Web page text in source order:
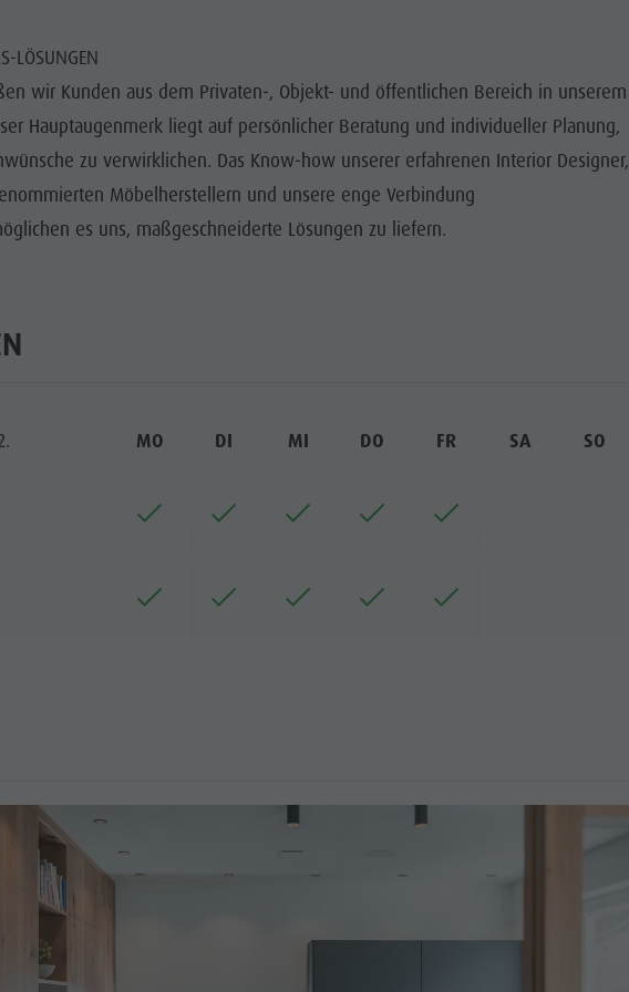
ORTE & UMGEBUNG
TRADITION & HANDWERK
HIGHLIGHT EVENTS
LÖSUNGEN
wir Kunden aus dem Privaten-, Objekt- und öffentlichen Bereich in unserem
Hauptaugenmerk liegt auf persönlicher Beratung und individueller Planung,
zu verwirklichen. Das Know-how unserer erfahrenen Interior Designer,
Möbelherstellern und unsere enge Verbindung
es uns, maßgeschneiderte Lösungen zu liefern.
MO DI MI DO FR SA SO